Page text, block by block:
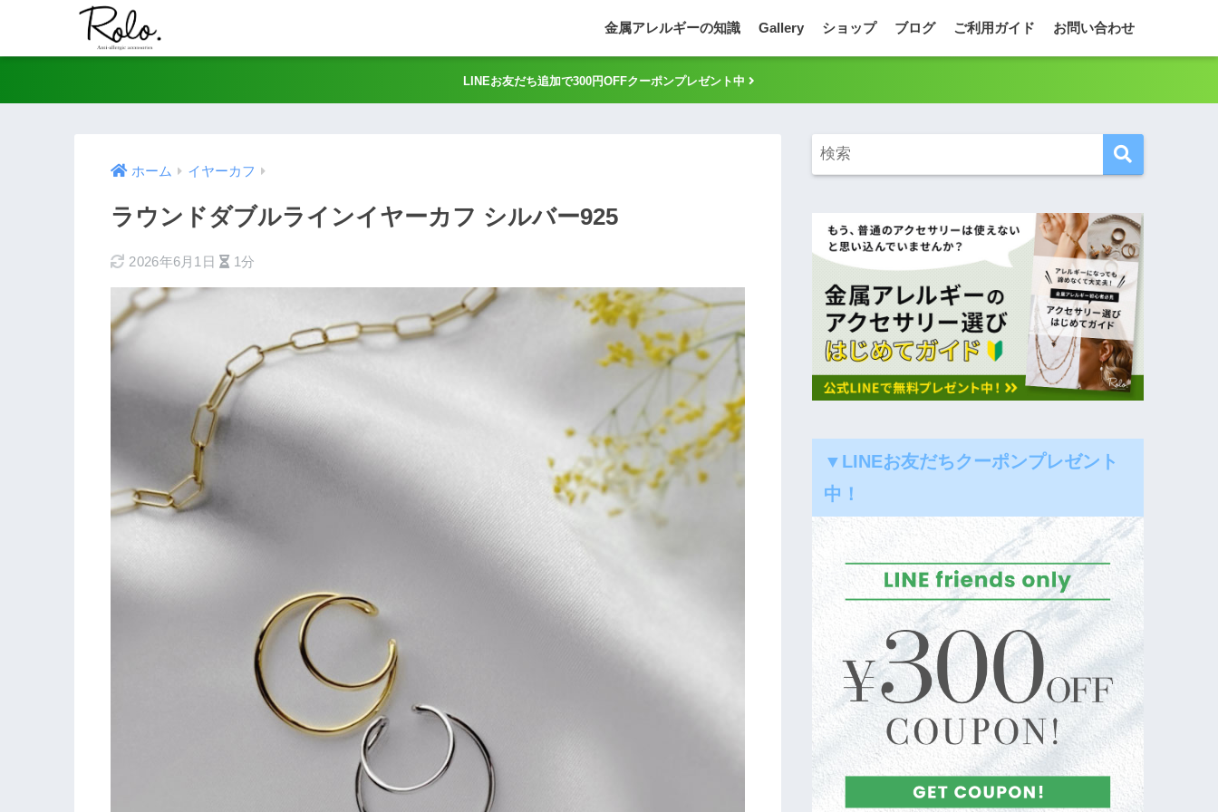
金属アレルギーの知識 Gallery ショップ ブログ ご利用ガイド お問い合わせ
LINEお友だち追加で300円OFFクーポンプレゼント中
ホーム イヤーカフ
ラウンドダブルラインイヤーカフ シルバー925
2026年6月1日 1分
▼LINEお友だちクーポンプレゼント
中！